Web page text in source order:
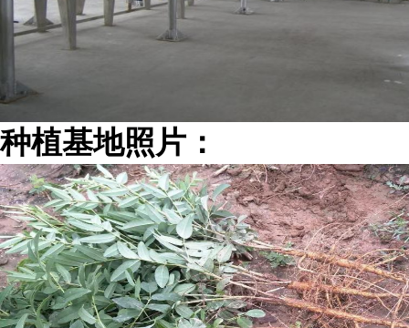
种植基地照片：